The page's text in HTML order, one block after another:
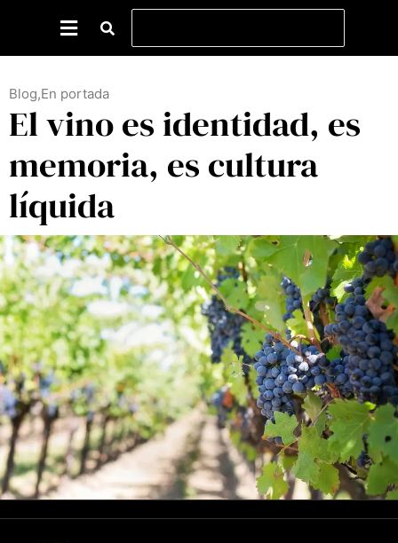
Blog,En portada
El vino es identidad, es
memoria, es cultura
líquida